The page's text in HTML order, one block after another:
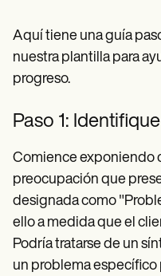
Aquí tiene una guía
nuestra plantilla para
progreso.
Paso 1:
Comience exponiendo
preocupación que
designada como
ello a medida que el
Podría tratarse de un
un problema específico